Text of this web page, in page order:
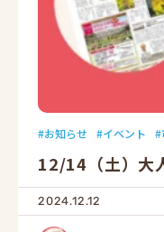
お知らせ イベント
12/14（土）大
2024.12.12